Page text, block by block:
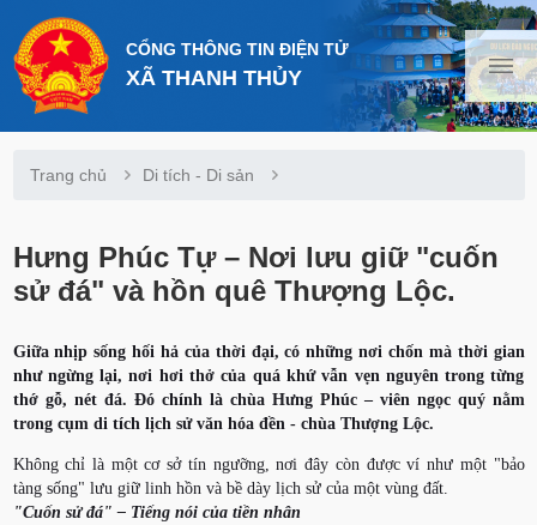
CỔNG THÔNG TIN ĐIỆN TỬ
XÃ THANH THỦY
Trang chủ Di tích - Di sản
Hưng Phúc Tự – Nơi lưu giữ "cuốn
sử đá" và hồn quê Thượng Lộc.
Giữa nhịp sống hối hả của thời đại, có những nơi chốn mà thời gian
như ngừng lại, nơi hơi thở của quá khứ vẫn vẹn nguyên trong từng
thớ gỗ, nét đá. Đó chính là chùa Hưng Phúc – viên ngọc quý nằm
trong cụm di tích lịch sử văn hóa đền - chùa Thượng Lộc.
Không chỉ là một cơ sở tín ngưỡng, nơi đây còn được ví như một "bảo
tàng sống" lưu giữ linh hồn và bề dày lịch sử của một vùng đất.
"Cuốn sử đá" – Tiếng nói của tiền nhân